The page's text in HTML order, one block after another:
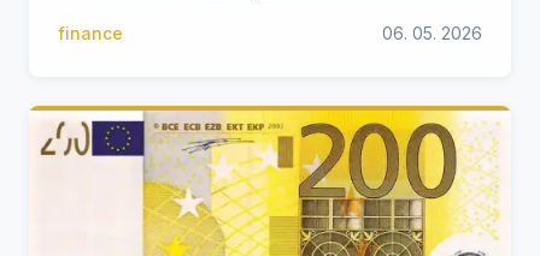
finance 06. 05. 2026